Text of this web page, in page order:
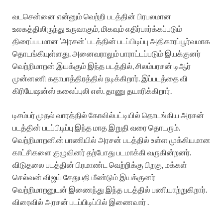
வடசென்னை என்னும் வெற்றி படத்தின் பிரபலமான
உலகத்திலிருந்து உருவாகும், மிகவும் எதிர்பார்க்கப்படும்
திரைப்படமான ‘அரசன்’ படத்தின் படப்பிடிப்பு அதிகாரப்பூர்வமாக
தொடங்கியுள்ளது. அனைவராலும் பாராட்டப்படும் இயக்குனர்
வெற்றிமாறன் இயக்கும் இந்த படத்தில், சிலம்பரசன் டிஆர்
முன்னணி கதாபாத்திரத்தில் நடிக்கிறார். இப்படத்தை வி
கிரியேஷன்ஸ் கலைப்புலி எஸ். தாணு தயாரிக்கிறார்.
டிசம்பர் முதல் வாரத்தில் கோவில்பட்டியில் தொடங்கிய அரசன்
படத்தின் படப்பிடிப்பு இந்த மாத இறுதி வரை தொடரும்.
வெற்றிமாறனின் பாணியில் அரசன் படத்தில் உள்ள முக்கியமான
காட்சிகளை குழுவினர் தற்போது படமாக்கி வருகின்றனர்.
விடுதலை படத்தின் பிரமாண்ட வெற்றிக்கு பிறகு, மக்கள்
செல்வன் விஜய் சேதுபதி மீண்டும் இயக்குனர்
வெற்றிமாறனுடன் இணைந்து இந்த படத்தில் பணியாற்றுகிறார்.
விரைவில் அரசன் படப்பிடிப்பில் இணைவார் .